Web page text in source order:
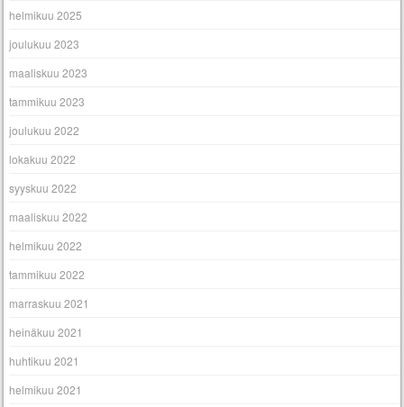
helmikuu 2025
joulukuu 2023
maaliskuu 2023
tammikuu 2023
joulukuu 2022
lokakuu 2022
syyskuu 2022
maaliskuu 2022
helmikuu 2022
tammikuu 2022
marraskuu 2021
heinäkuu 2021
huhtikuu 2021
helmikuu 2021